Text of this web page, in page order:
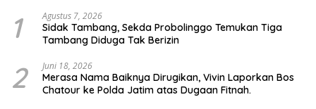
1 Agustus 7, 2026
Sidak Tambang, Sekda Probolinggo Temukan Tiga
Tambang Diduga Tak Berizin
2 Juni 18, 2026
Merasa Nama Baiknya Dirugikan, Vivin Laporkan Bos
Chatour ke Polda Jatim atas Dugaan Fitnah.